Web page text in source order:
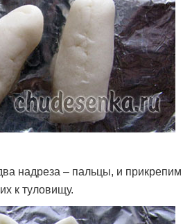
надреза – пальцы, и прикрепим
их к туловищу.